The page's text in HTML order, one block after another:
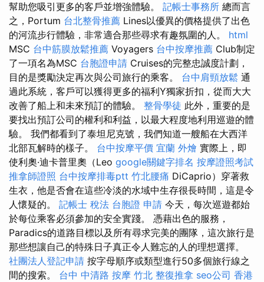
幫助您吸引更多的客戶並增強體驗。 記帳士事務所 總而言
之，Portum 台北整骨推薦 Lines以優異的價格提供了出色
的河流步行體驗，非常適合那些尋求有趣氛圍的人。 html
MSC 台中筋膜放鬆推薦 Voyagers 台中按摩推薦 Club制定
了一項名為MSC 台胞證申請 Cruises的完整忠誠度計劃，
目的是獎勵決定再次與公司旅行的乘客。 台中肩頸放鬆 通
過此系統，客戶可以獲得更多的福利Y獨家折扣，從而大大
改善了船上和未來預訂的體驗。 整骨學徒 此外，重要的是
要找出預訂公司的權利和利益，以最大程度地利用巡遊的體
驗。 我們都看到了泰坦尼克號，我們知道一艘船在大西洋
北部瓦解時的樣子。 台中按摩平價 宜蘭 外燴 實際上，即
使利奧·迪卡普里奧（Leo google關鍵字排名 按摩證照考試
推拿師證照 台中按摩排毒ptt 竹北腰痛 DiCaprio）穿著救
生衣，他是否會在這些冷淡的水域中生存很長時間，這是令
人懷疑的。 記帳士 稅法 台胞證 申請 今天，每次巡遊都始
於每位乘客必須參加的安全實踐。 憑藉出色的服務，
Paradics的道路目標以及所有尋求完美的團隊，這次旅行是
那些想讓自己的特殊日子真正令人難忘的人的理想選擇。
社團法人登記申請 按字母順序或類型進行50多個旅行線之
間的搜索。 台中 中清路 按摩 竹北 整復推拿 seo公司 香港